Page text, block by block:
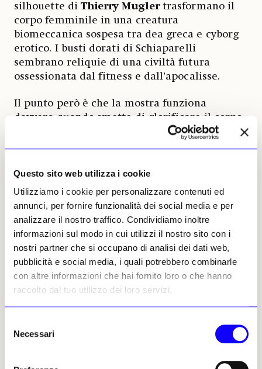
Questo sito web utilizza i cookie
Utilizziamo i cookie per personalizzare contenuti ed
annunci, per fornire funzionalità dei social media e per
analizzare il nostro traffico. Condividiamo inoltre
informazioni sul modo in cui utilizzi il nostro sito con i
nostri partner che si occupano di analisi dei dati web,
pubblicità e social media, i quali potrebbero combinarle
con altre informazioni che hai fornito loro o che hanno
raccolto dal tuo utilizzo dei loro servizi.
delNecessari
silhouette diThierry Muglertrasformano il
corpo femminile in una creatura
biomeccanica sospesa tra dea greca e cyborg
erotico. I busti dorati di Schiaparelli
sembrano reliquie di una civiltà futura
ossessionata dal fitness e dall’apocalisse.
Il punto però è che la mostra funziona
davvero quando smette di glorificare il corpo
silhouette impossibili: improvvisamente la
moda appare per ciò che è sempre stata, cioè
una sofisticata tecnologia di manipolazione
corporea.
Guardando certi abiti
ottocenteschi viene spontaneo pensare che
TikTok non abbia inventato nulla
.
Cambiano gli strumenti, non l’ansia. Una volta
c’erano le stecche di balena e le crinoline.
Oggi ci sono
Ozempic,
filler e filtri
La mostra sembra suggerire, senza mai dirlo